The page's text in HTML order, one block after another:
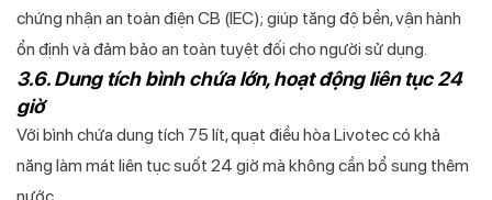
chứng nhận an toàn điện CB (IEC); giúp tăng độ bền, vận hành
ổn định và đảm bảo an toàn tuyệt đối cho người sử dụng.
3.6. Dung tích bình chứa lớn, hoạt động liên tục 24
giờ
Với bình chứa dung tích 75 lít, quạt điều hòa Livotec có khả
năng làm mát liên tục suốt 24 giờ mà không cần bổ sung thêm